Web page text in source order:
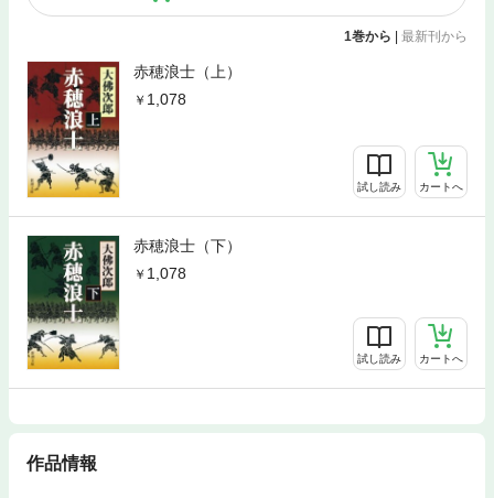
1巻から | 最新刊から
赤穂浪士（上）
1,078
試し読み カートへ
赤穂浪士（下）
1,078
試し読み カートへ
作品情報